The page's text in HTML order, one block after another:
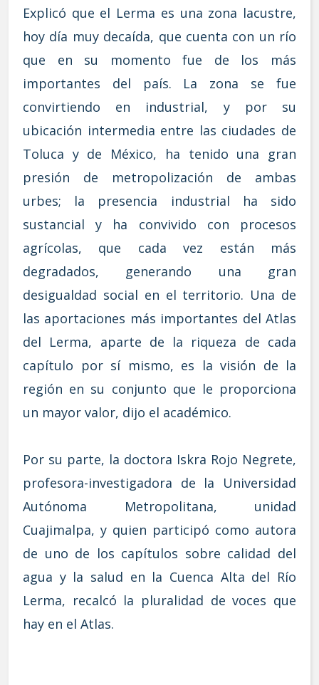
Explicó que el Lerma es una zona lacustre,
hoy día muy decaída, que cuenta con un río
que en su momento fue de los más
importantes del país. La zona se fue
convirtiendo en industrial, y por su
ubicación intermedia entre las ciudades de
Toluca y de México, ha tenido una gran
presión de metropolización de ambas
urbes; la presencia industrial ha sido
sustancial y ha convivido con procesos
agrícolas, que cada vez están más
degradados, generando una gran
desigualdad social en el territorio. Una de
las aportaciones más importantes del Atlas
del Lerma, aparte de la riqueza de cada
capítulo por sí mismo, es la visión de la
región en su conjunto que le proporciona
un mayor valor, dijo el académico.
Por su parte, la doctora Iskra Rojo Negrete,
profesora-investigadora de la Universidad
Autónoma Metropolitana, unidad
Cuajimalpa, y quien participó como autora
de uno de los capítulos sobre calidad del
agua y la salud en la Cuenca Alta del Río
Lerma, recalcó la pluralidad de voces que
hay en el Atlas.